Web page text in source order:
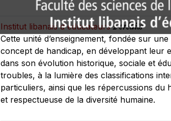
Institut libanais d'éducateurs2 crédits
Cette unité d’enseignement, fondée sur
concept de handicap, en développant leur
dans son évolution historique, sociale et
troubles, à la lumière des classifications
particuliers, ainsi que les répercussions
et respectueuse de la diversité humaine.